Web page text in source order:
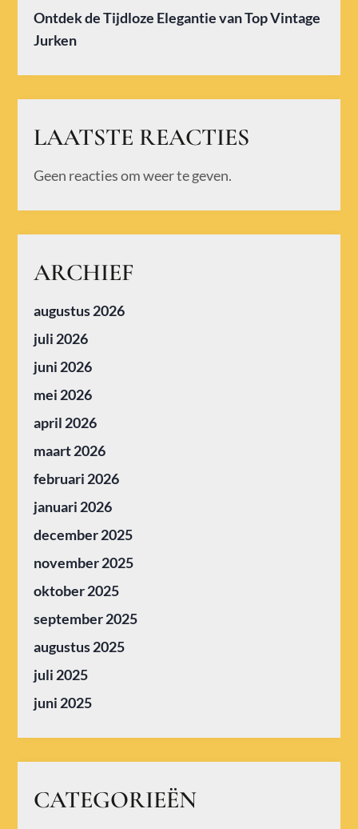
Ontdek de Tijdloze Elegantie van Top Vintage
Jurken
LAATSTE REACTIES
Geen reacties om weer te geven.
ARCHIEF
augustus 2026
juli 2026
juni 2026
mei 2026
april 2026
maart 2026
februari 2026
januari 2026
december 2025
november 2025
oktober 2025
september 2025
augustus 2025
juli 2025
juni 2025
CATEGORIEËN